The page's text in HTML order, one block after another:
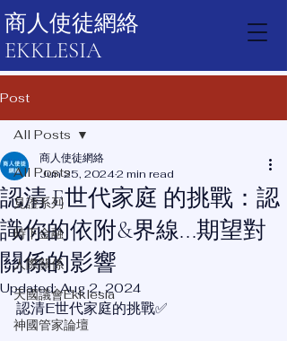
商人使徒網絡
EKKLESIA
Post
All Posts
見證系列
時下金融
人際關係
天國議會Ekklesia
神國管家論壇
All Posts
認清 E世代家庭 的挑戰：認
識你的依附&界線...期望對
關係的影響
商人使徒網絡
Jun 25, 20242 min read
Updated:Aug 2, 2024
認清E世代家庭的挑戰✅